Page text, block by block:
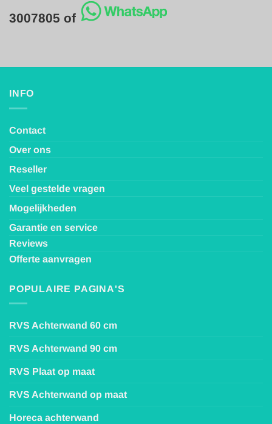
3007805 of
INFO
Contact
Over ons
Reseller
Veel gestelde vragen
Mogelijkheden
Garantie en service
Reviews
Offerte aanvragen
POPULAIRE PAGINA'S
RVS Achterwand 60 cm
RVS Achterwand 90 cm
RVS Plaat op maat
RVS Achterwand op maat
Horeca achterwand